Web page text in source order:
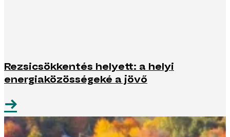
Rezsicsökkentés helyett: a helyi
energiaközösségeké a jövő
→